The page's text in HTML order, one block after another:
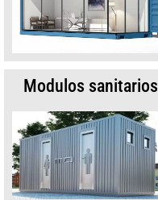
Modulos sanitarios